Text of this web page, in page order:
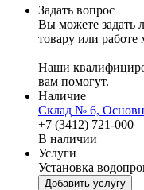
Задать вопрос
Вы можете задать
товару или работе
Наши
вам помогут.
Наличие
Склад № 6,
+7 (3412) 721-000
В наличии
Услуги
Установка
Добавить услугу